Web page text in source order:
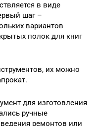
в виде
шаг –
вариантов
полок для книг
их можно
для изготовления
ручные
ремонтов или